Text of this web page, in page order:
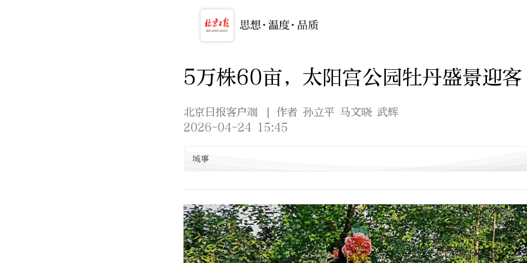
5万株60亩，太阳宫公园牡丹盛景迎客
北京日报客户端
| 作者 孙立平 马文晓 武辉
2026-04-24 15:45
城事